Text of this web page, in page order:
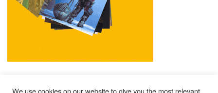
We use cookies on our website to give you the most relevant